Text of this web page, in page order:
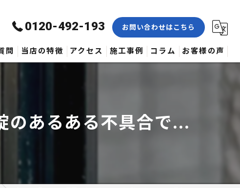
0120-492-193 お問い合わせはこちら
問 当店の特徴
交換
アクセス 施工事例 コラム お客様の声
のあるある不具合で...